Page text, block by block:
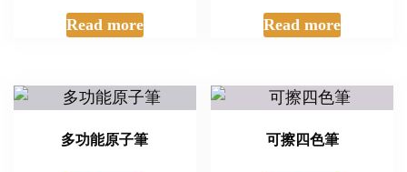
Read more Read more
多功能原子筆 可擦四色筆